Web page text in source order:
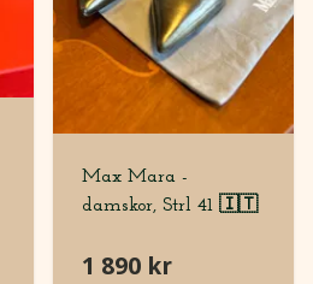
Max Mara -
damskor, Strl 41 🇮🇹
1 890 kr